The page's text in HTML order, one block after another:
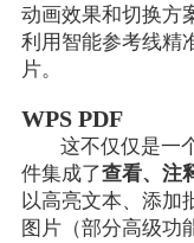
动画效果和切换方
利用智能参考线精
片。
WPS PDF
这不仅仅是一
件集成了查看、注
以高亮文本、添加
图片（部分高级功